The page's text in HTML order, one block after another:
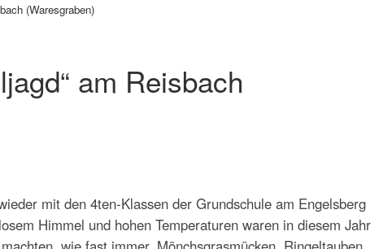
(Waresgraben)
am Reisbach
mit den 4ten-Klassen der Grundschule am Engelsberg
Himmel und hohen Temperaturen waren in diesem Jahr